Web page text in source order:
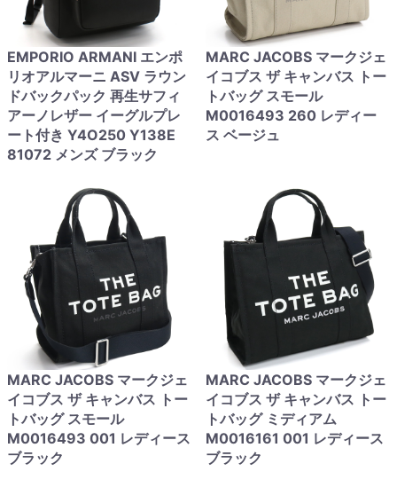
EMPORIO ARMANI エンポ
リオアルマーニ ASV ラウン
ドバックパック 再生サフィ
アーノレザー イーグルプレ
ート付き Y4O250 Y138E
81072 メンズ ブラック
MARC JACOBS マークジェ
イコブス ザ キャンバス トー
トバッグ スモール
M0016493 260 レディー
ス ベージュ
MARC JACOBS マークジェ
イコブス ザ キャンバス トー
トバッグ スモール
M0016493 001 レディース
ブラック
MARC JACOBS マークジェ
イコブス ザ キャンバス トー
トバッグ ミディアム
M0016161 001 レディース
ブラック